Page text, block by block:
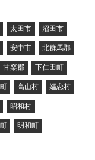
太田市 沼田市
安中市 北群馬郡
甘楽郡 下仁田町
高山村 嬬恋村
昭和村
明和町